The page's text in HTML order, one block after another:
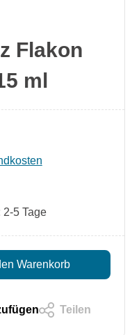
Flakon
ml
2-5 Tage
gewünschten
Warenkorb
Teilen